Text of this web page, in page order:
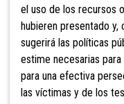
el uso de los recursos
hubieren presentado
sugerirá las políticas
estime necesarias
para una efectiva
las víctimas y de los